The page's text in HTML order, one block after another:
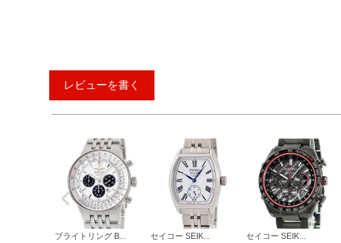
レビューを書く
ブライトリング B...
セイコー SEIK...
セイコー SEIK...